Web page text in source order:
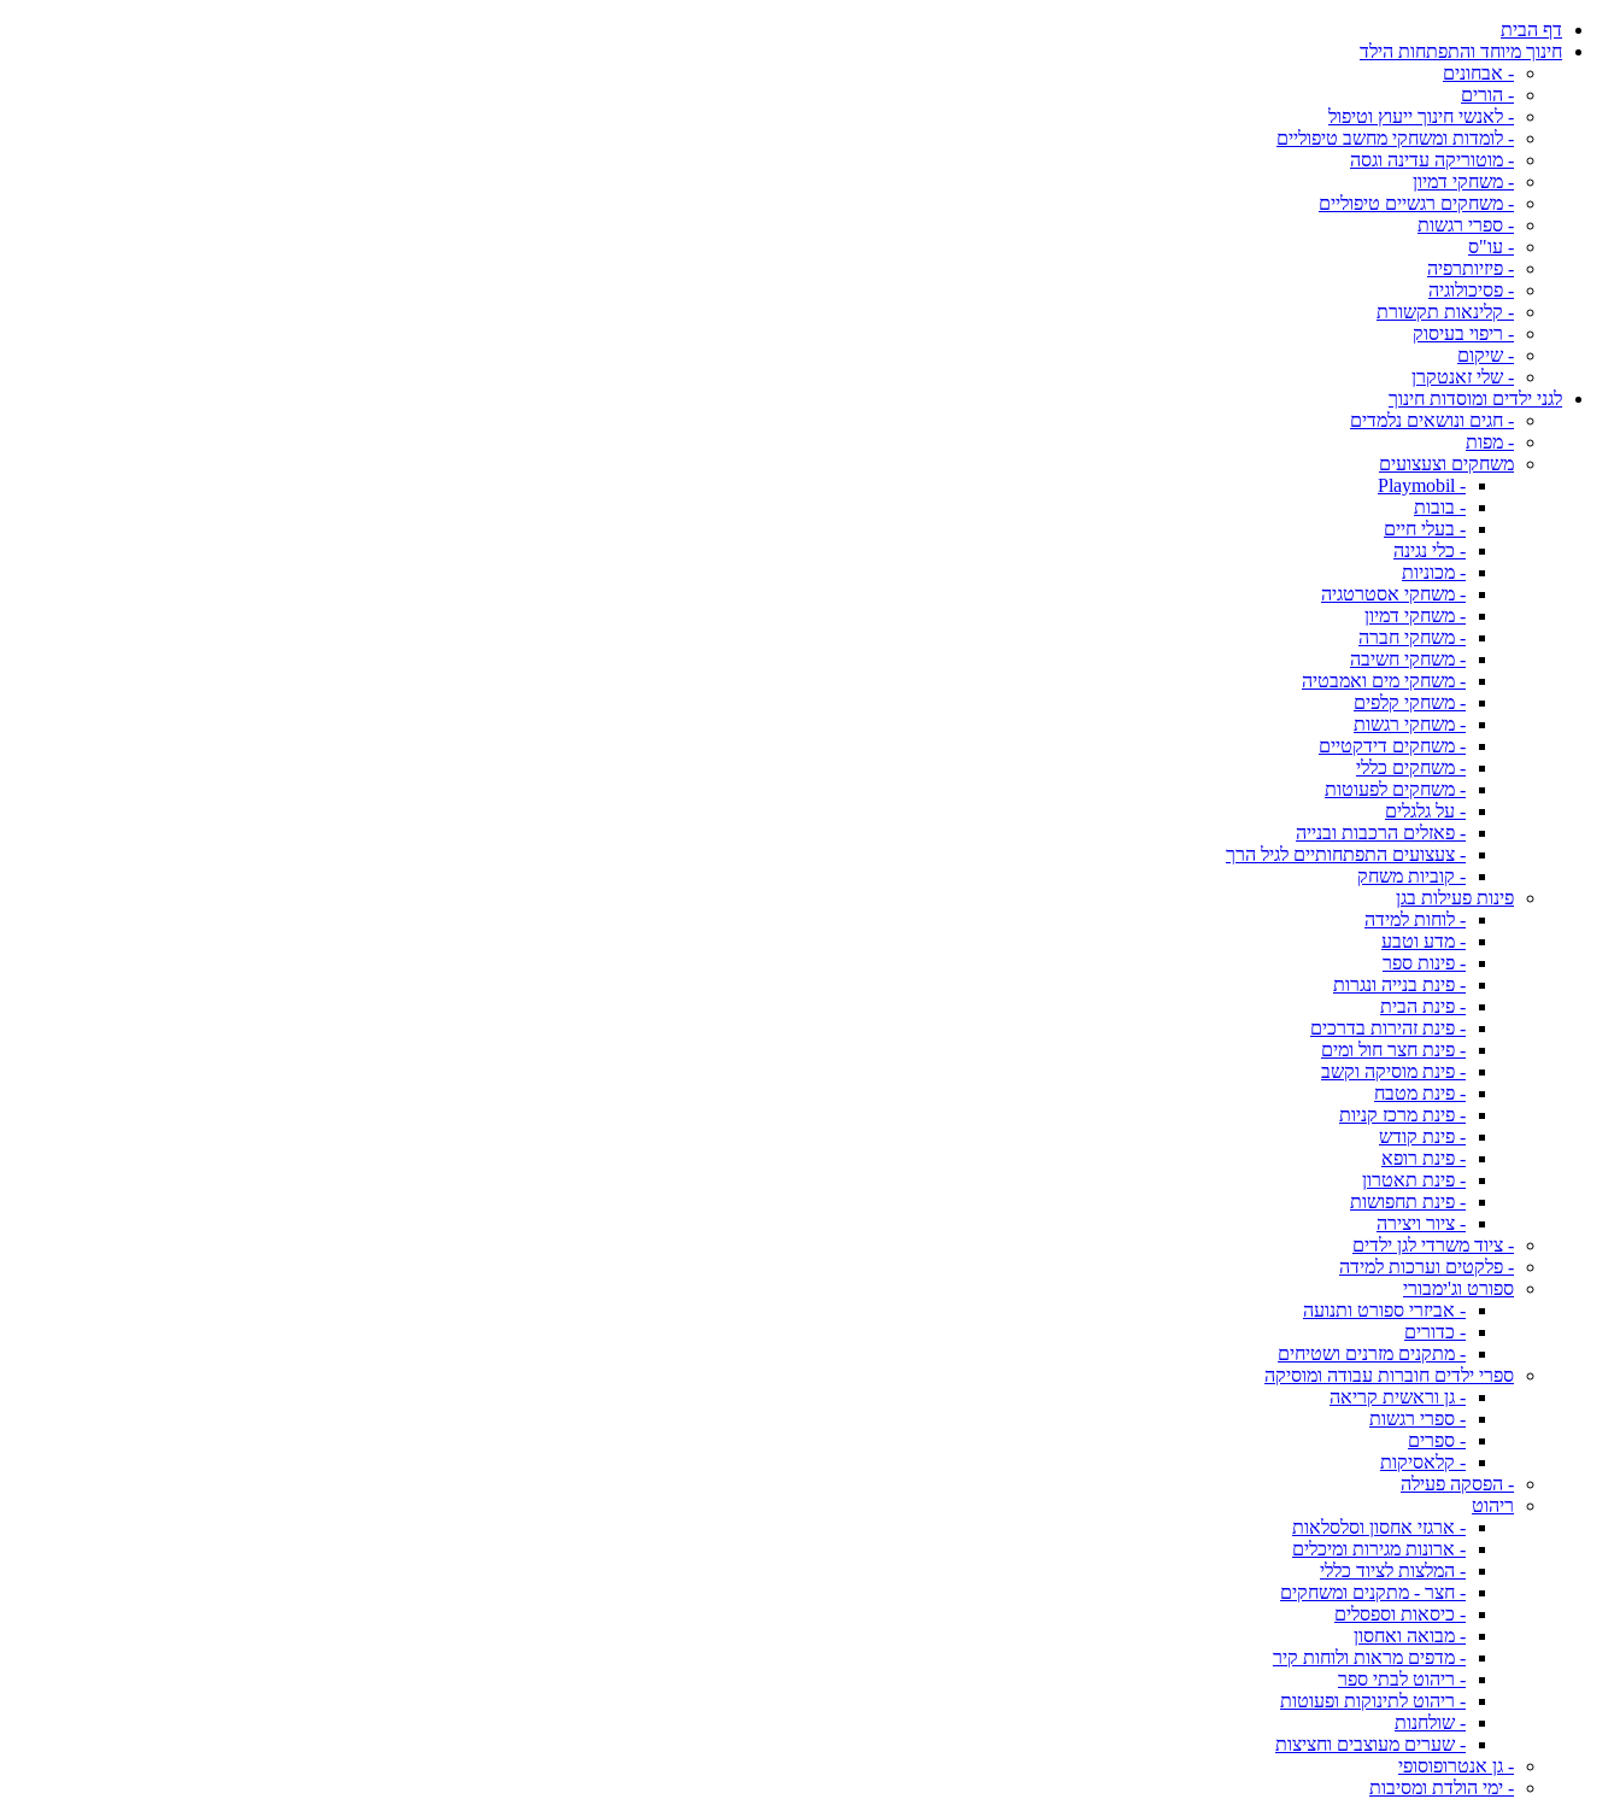
דף הבית
חינוך מיוחד והתפתחות הילד
- אבחונים
- הורים
- לאנשי חינוך ייעוץ וטיפול
- לומדות ומשחקי מחשב טיפוליים
- מוטוריקה עדינה וגסה
- משחקי דמיון
- משחקים רגשיים טיפוליים
- ספרי רגשות
- עו"ס
- פיזיותרפיה
- פסיכולוגיה
- קלינאות תקשורת
- ריפוי בעיסוק
- שיקום
- שלי זאנטקרן
לגני ילדים ומוסדות חינוך
- חגים ונושאים נלמדים
- מפות
משחקים וצעצועים
- Playmobil
- בובות
- בעלי חיים
- כלי נגינה
- מכוניות
- משחקי אסטרטגיה
- משחקי דמיון
- משחקי חברה
- משחקי חשיבה
- משחקי מים ואמבטיה
- משחקי קלפים
- משחקי רגשות
- משחקים דידקטיים
- משחקים כללי
- משחקים לפעוטות
- על גלגלים
- פאזלים הרכבות ובנייה
- צעצועים התפתחותיים לגיל הרך
- קוביות משחק
פינות פעילות בגן
- לוחות למידה
- מדע וטבע
- פינות ספר
- פינת בנייה ונגרות
- פינת הבית
- פינת זהירות בדרכים
- פינת חצר חול ומים
- פינת מוסיקה וקשב
- פינת מטבח
- פינת מרכז קניות
- פינת קודש
- פינת רופא
- פינת תאטרון
- פינת תחפושות
- ציור ויצירה
- ציוד משרדי לגן ילדים
- פלקטים וערכות למידה
ספורט וג'ימבורי
- אביזרי ספורט ותנועה
- כדורים
- מתקנים מזרנים ושטיחים
ספרי ילדים חוברות עבודה ומוסיקה
- גן וראשית קריאה
- ספרי רגשות
- ספרים
- קלאסיקות
- הפסקה פעילה
ריהוט
- ארגזי אחסון וסלסלאות
- ארונות מגירות ומיכלים
- המלצות לציוד כללי
- חצר - מתקנים ומשחקים
- כיסאות וספסלים
- מבואה ואחסון
- מדפים מראות ולוחות קיר
- ריהוט לבתי ספר
- ריהוט לתינוקות ופעוטות
- שולחנות
- שערים מעוצבים וחציצות
- גן אנטרופוסופי
- ימי הולדת ומסיבות